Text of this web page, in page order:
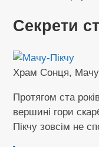
Секрети
Храм Сонця,
Протягом ста
вершині гори
Пікчу зовсім не